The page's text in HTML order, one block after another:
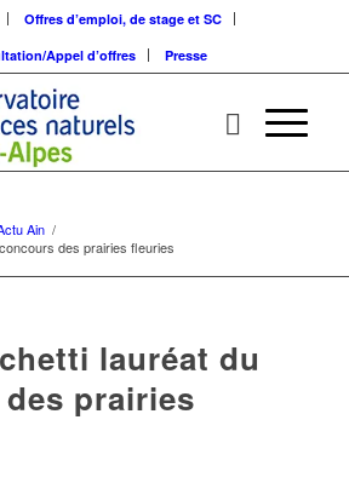
Offres d’emploi, de stage et SC
Appel d’offres
Presse
Ain /
des prairies fleuries
lauréat du
prairies